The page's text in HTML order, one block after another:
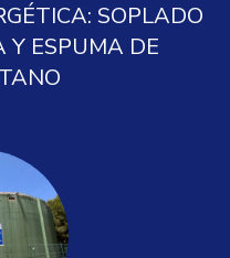
SOPLADO
Y ESPUMA DE